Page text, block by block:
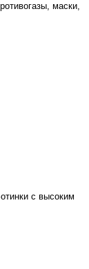
маски,
с высоким